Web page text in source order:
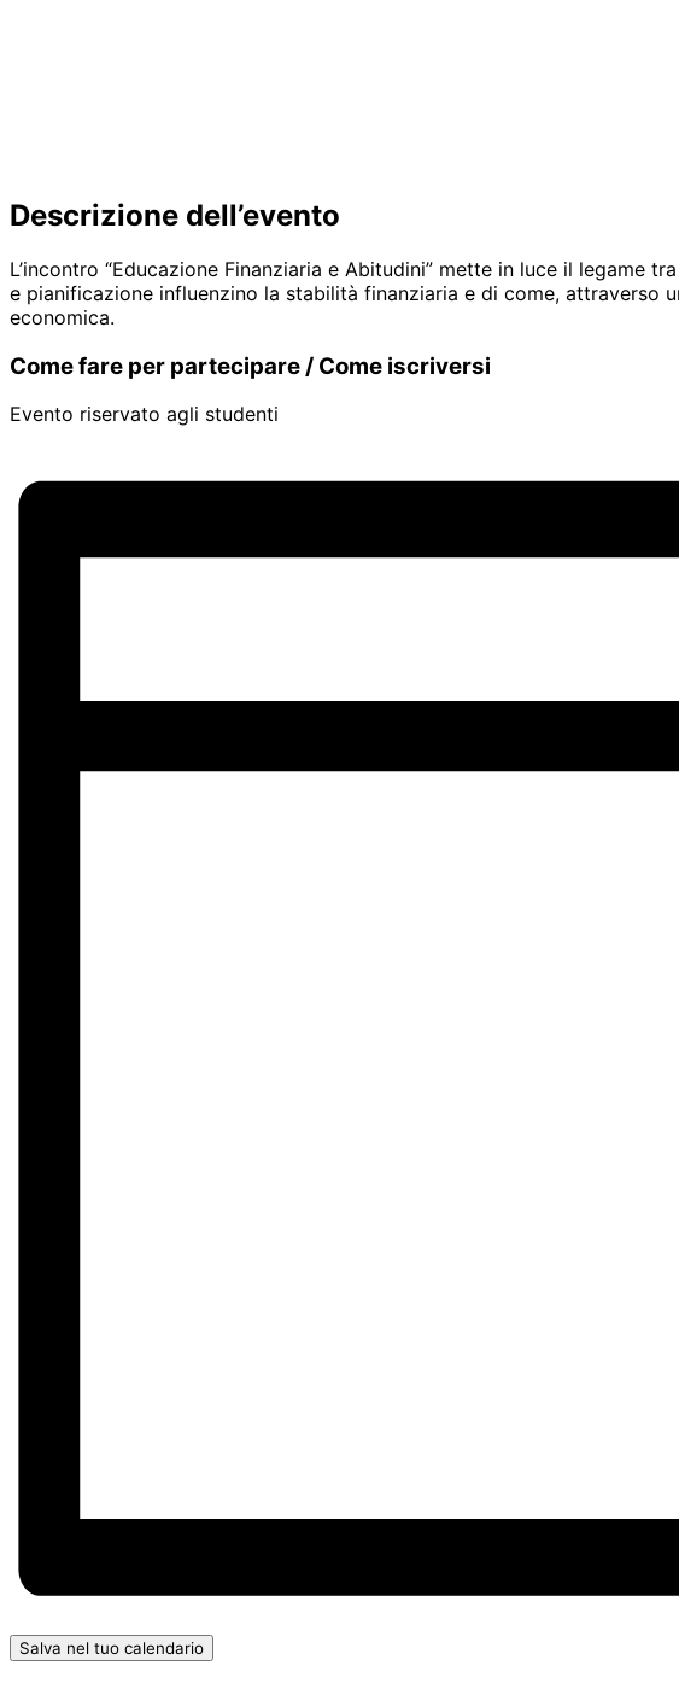
Descrizione dell’evento
L’incontro “Educazione Finanziaria e Abitudini” mette in luce il legame
e pianificazione influenzino la stabilità finanziaria e di come, attraverso
economica.
Come fare per partecipare / Come iscriversi
Evento riservato agli studenti
Salva nel tuo calendario